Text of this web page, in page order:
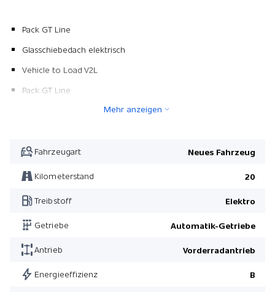
Pack GT Line
Glasschiebedach elektrisch
Vehicle to Load V2L
Pack GT Line
Mehr anzeigen
Fahrzeugart Neues Fahrzeug
Kilometerstand 20
Treibstoff Elektro
Getriebe Automatik-Getriebe
Antrieb Vorderradantrieb
Energieeffizienz B